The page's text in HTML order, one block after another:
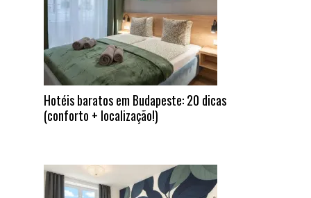
Hotéis baratos em Budapeste: 20 dicas
(conforto + localização!)